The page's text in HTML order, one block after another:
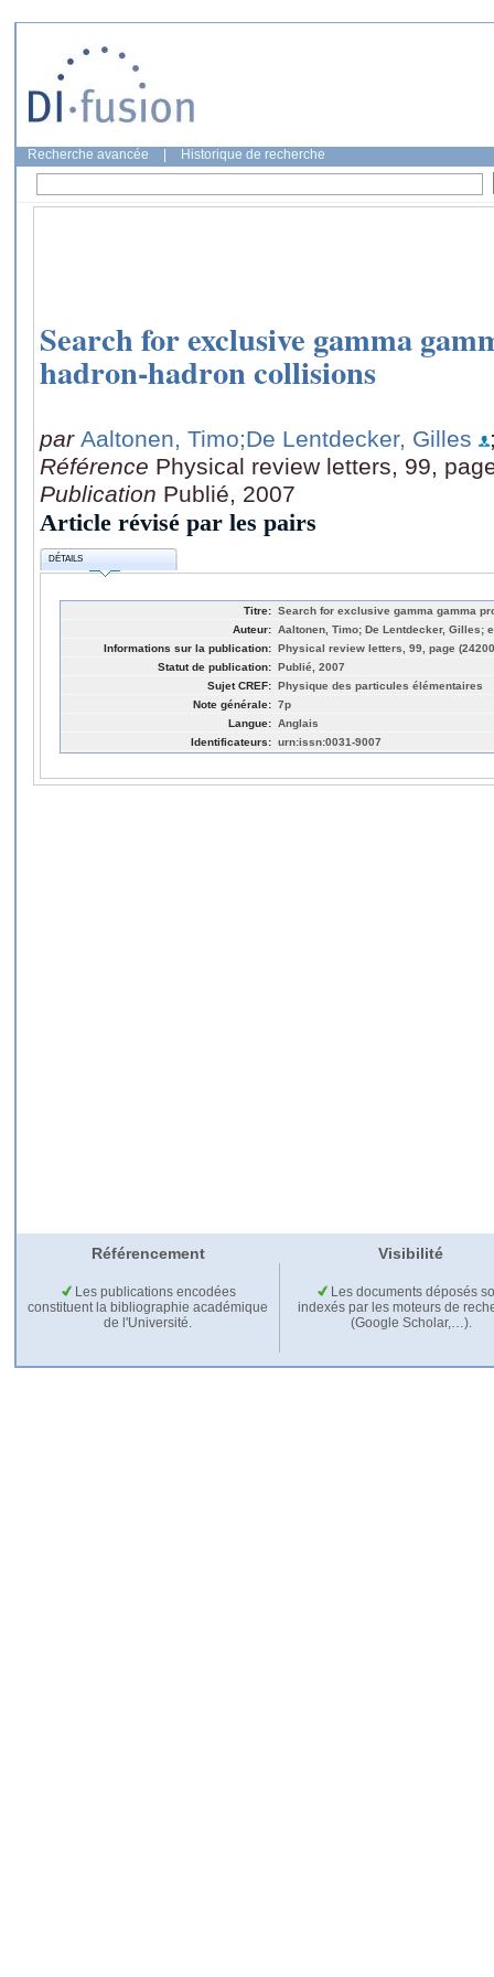
Recherche avancée Historique de recherche
Search for exclusive gamma
hadron-hadron collisions
par Aaltonen, Timo;De Lentdecker, Gilles
Référence Physical review letters, 99,
Publication Publié, 2007
Article révisé par les pairs
DÉTAILS
Titre: Search for exclusive gamma gamma
Auteur: Aaltonen, Timo; De Lentdecker, Gilles;
Informations sur la publication: Physical review letters, 99, page
Statut de publication: Publié, 2007
Sujet CREF: Physique des particules élémentaires
Note générale: 7p
Langue: Anglais
Identificateurs: urn:issn:0031-9007
Référencement Visibilité
Les publications encodées
constituent la bibliographie académique
de l'Université.
Les documents déposés
indexés par les moteurs de
(Google Scholar,…).